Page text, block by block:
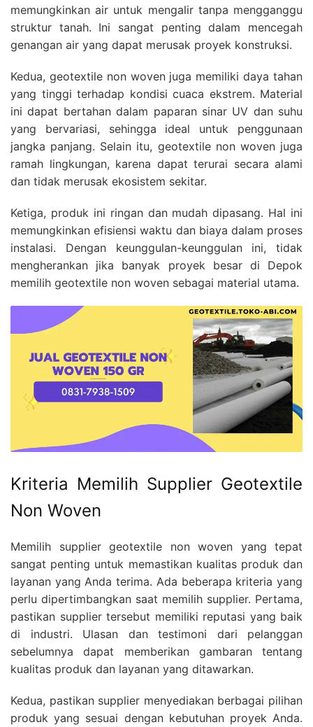
memungkinkan air untuk mengalir tanpa mengganggu
struktur tanah. Ini sangat penting dalam mencegah
genangan air yang dapat merusak proyek konstruksi.
Kedua, geotextile non woven juga memiliki daya tahan
yang tinggi terhadap kondisi cuaca ekstrem. Material
ini dapat bertahan dalam paparan sinar UV dan suhu
yang bervariasi, sehingga ideal untuk penggunaan
jangka panjang. Selain itu, geotextile non woven juga
ramah lingkungan, karena dapat terurai secara alami
dan tidak merusak ekosistem sekitar.
Ketiga, produk ini ringan dan mudah dipasang. Hal ini
memungkinkan efisiensi waktu dan biaya dalam proses
instalasi. Dengan keunggulan-keunggulan ini, tidak
mengherankan jika banyak proyek besar di Depok
memilih geotextile non woven sebagai material utama.
Kriteria Memilih Supplier Geotextile
Non Woven
Memilih supplier geotextile non woven yang tepat
sangat penting untuk memastikan kualitas produk dan
layanan yang Anda terima. Ada beberapa kriteria yang
perlu dipertimbangkan saat memilih supplier. Pertama,
pastikan supplier tersebut memiliki reputasi yang baik
di industri. Ulasan dan testimoni dari pelanggan
sebelumnya dapat memberikan gambaran tentang
kualitas produk dan layanan yang ditawarkan.
Kedua, pastikan supplier menyediakan berbagai pilihan
produk yang sesuai dengan kebutuhan proyek Anda.